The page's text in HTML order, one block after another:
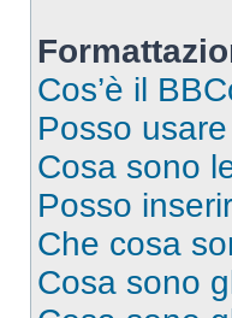
Cos’è il
Posso usare
Cosa sono
Posso
Che cosa
Cosa sono